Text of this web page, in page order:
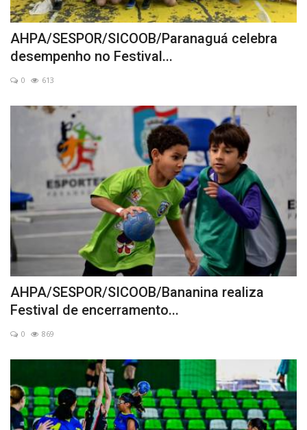
AHPA/SESPOR/SICOOB/Paranaguá celebra
desempenho no Festival...
0 613
AHPA/SESPOR/SICOOB/Bananina realiza
Festival de encerramento...
0 869